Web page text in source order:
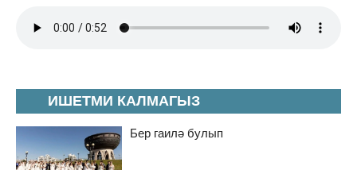
ИШЕТМИ КАЛМАГЫЗ
Бер гаилә булып